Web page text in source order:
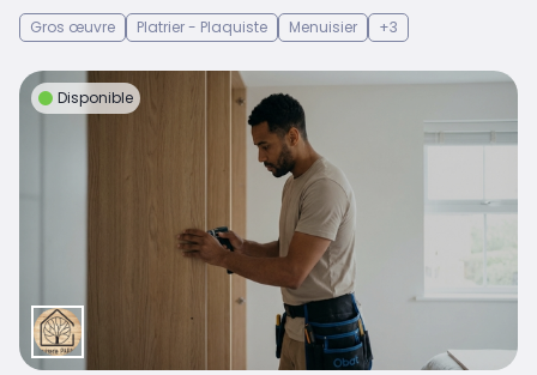
Gros œuvre
Platrier - Plaquiste Menuisier +3
Disponible